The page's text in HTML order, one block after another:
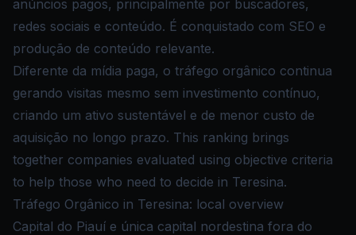
anúncios pagos, principalmente por buscadores,
redes sociais e conteúdo. É conquistado com SEO e
produção de conteúdo relevante.
Diferente da mídia paga, o tráfego orgânico continua
gerando visitas mesmo sem investimento contínuo,
criando um ativo sustentável e de menor custo de
aquisição no longo prazo. This ranking brings
together companies evaluated using objective criteria
to help those who need to decide in Teresina.
Tráfego Orgânico in Teresina: local overview
Capital do Piauí e única capital nordestina fora do